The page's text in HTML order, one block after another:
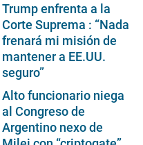
Trump enfrenta a la
Corte Suprema : “Nada
frenará mi misión de
mantener a EE.UU.
seguro”
Alto funcionario niega
al Congreso de
Argentino nexo de